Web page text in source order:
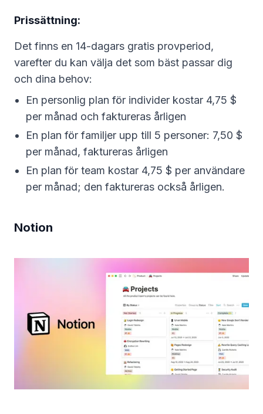
Prissättning:
Det finns en 14-dagars gratis provperiod,
varefter du kan välja det som bäst passar dig
och dina behov:
En personlig plan för individer kostar 4,75 $
per månad och faktureras årligen
En plan för familjer upp till 5 personer: 7,50 $
per månad, faktureras årligen
En plan för team kostar 4,75 $ per användare
per månad; den faktureras också årligen.
Notion